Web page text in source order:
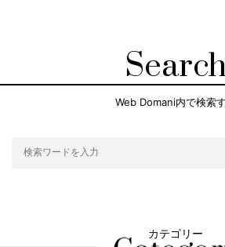
Web Domani内で検索
カテゴリー